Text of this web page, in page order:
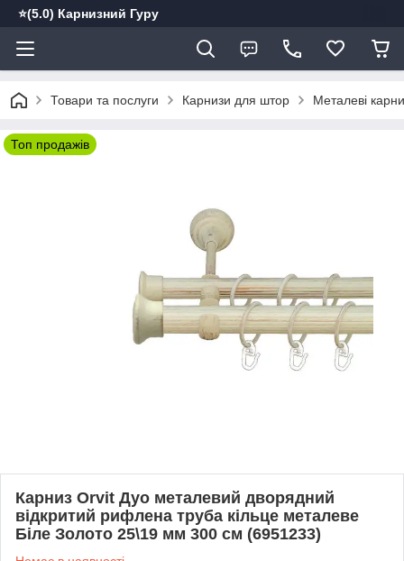
⭐️(5.0) Карнизний Гуру
Товари та послуги Карнизи для штор Металеві
Топ продажів
Карниз Orvit Дуо металевий дворядний
відкритий рифлена труба кільце металеве
Біле Золото 25\19 мм 300 см (6951233)